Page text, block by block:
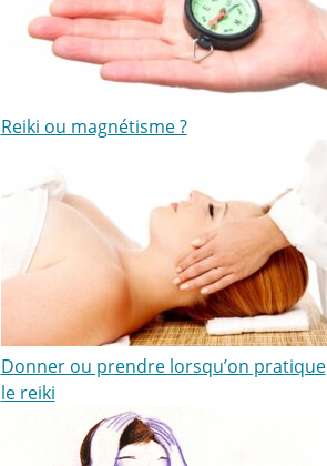
Reiki ou magnétisme ?
Donner ou prendre lorsqu’on pratique
le reiki